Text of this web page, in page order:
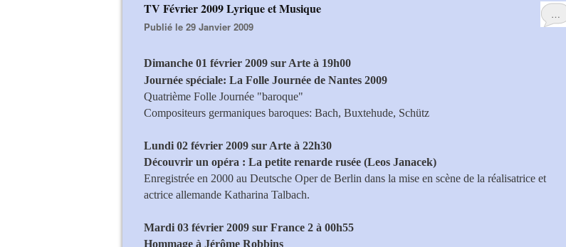
…
TV Février 2009 Lyrique et Musique
Publié le 29 Janvier 2009
Dimanche 01 février 2009 sur Arte à 19h00
Journée spéciale: La Folle Journée de Nantes 2009
Quatrième Folle Journée "baroque"
Compositeurs germaniques baroques: Bach, Buxtehude, Schütz
Lundi 02 février 2009 sur Arte à 22h30
Découvrir un opéra : La petite renarde rusée (Leos Janacek)
Enregistrée en 2000 au Deutsche Oper de Berlin dans la mise en scène de la réalisatrice et
actrice allemande Katharina Talbach.
Mardi 03 février 2009 sur France 2 à 00h55
Hommage à Jérôme Robbins